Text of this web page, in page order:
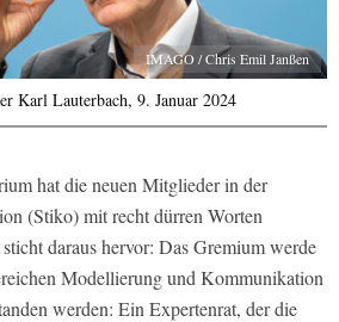
IMAGO / Chris Emil Janßen
Karl Lauterbach, 9. Januar 2024
hat die neuen Mitglieder in der
(Stiko) mit recht dürren Worten
daraus hervor: Das Gremium werde
Modellierung und Kommunikation
werden: Ein Expertenrat, der die